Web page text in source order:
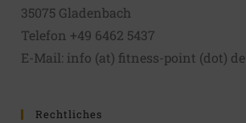
35075 Gladenbach
Telefon +49 6462 5437
E-Mail: info (at) fitness-point (dot) de
Rechtliches